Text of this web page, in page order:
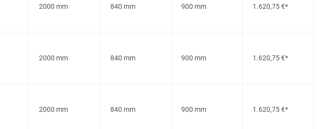
2000 mm 840 mm 900 mm 1.620,75 €*
2000 mm 840 mm 900 mm 1.620,75 €*
2000 mm 840 mm 900 mm 1.620,75 €*